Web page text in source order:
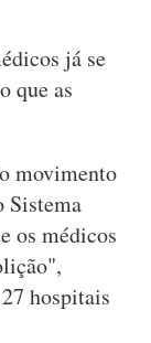
já se
que as
movimento
Sistema
os médicos
hospitais